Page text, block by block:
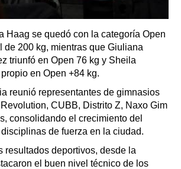
Haag se quedó con la categoría Open
de 200 kg, mientras que Giuliana
triunfó en Open 76 kg y Sheila
en Open +84 kg.
reunió representantes de gimnasios
CUBB, Distrito Z, Naxo Gim
consolidando el crecimiento del
de fuerza en la ciudad.
resultados deportivos, desde la
el buen nivel técnico de los